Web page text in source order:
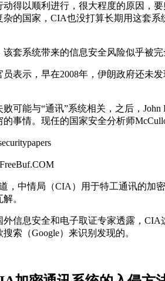
动得以顺利进行，很大程度的原因，
杂的国家，CIA也没打算长期用这套
套系统带来的信息安全风险似乎被
表示，早在2008年，伊朗政府还未
可能与“通讯”系统相关，之后，
事情。现任的国家安全分析师
，中情局（CIA）用于特工通讯的加
。
外信息安全和电子取证专家透露，
索（Google）来识别发现的。